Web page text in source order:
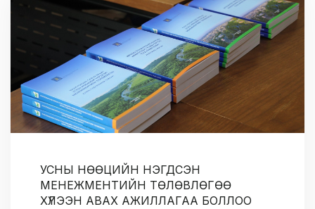
УСНЫ НӨӨЦИЙН НЭГДСЭН
МЕНЕЖМЕНТИЙН ТӨЛӨВЛӨГӨӨ
ХҮЛЭЭН АВАХ АЖИЛЛАГАА БОЛЛОО